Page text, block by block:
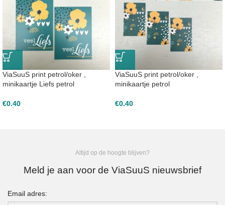
ViaSuuS print petrol/oker ,
minikaartje Liefs petrol
€0.40
ViaSuuS print petrol/oker ,
minikaartje petrol
€0.40
Altijd op de hoogte blijven?
Meld je aan voor de ViaSuuS nieuwsbrief
Email adres: